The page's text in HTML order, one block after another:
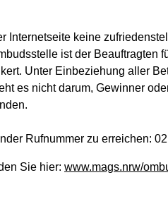
keine
ist der Beauftragten
Unter Einbeziehung aller
es nicht darum, Gewinner
Rufnummer zu erreichen:
Sie hier: www.mags.nrw/